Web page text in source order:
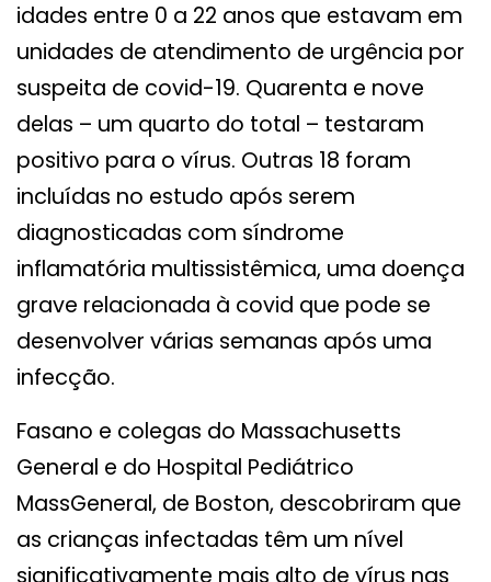
idades entre 0 a 22 anos que estavam em
unidades de atendimento de urgência por
suspeita de covid-19. Quarenta e nove
delas – um quarto do total – testaram
positivo para o vírus. Outras 18 foram
incluídas no estudo após serem
diagnosticadas com síndrome
inflamatória multissistêmica, uma doença
grave relacionada à covid que pode se
desenvolver várias semanas após uma
infecção.
Fasano e colegas do Massachusetts
General e do Hospital Pediátrico
MassGeneral, de Boston, descobriram que
as crianças infectadas têm um nível